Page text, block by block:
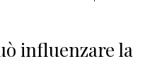
influenzare la